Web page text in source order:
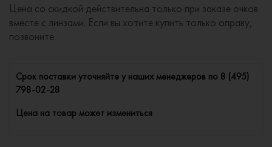
Цена со скидкой действительна только при заказе очков
вместе с линзами. Если вы хотите купить только оправу,
позвоните.
Cрок поставки уточняйте у наших менеджеров по 8 (495)
798-02-28
Цена на товар может измениться